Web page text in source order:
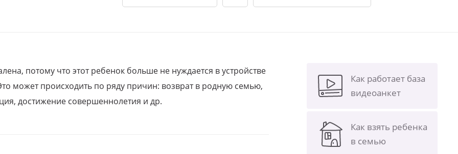
потому что этот ребенок больше не нуждается в устройстве
может происходить по ряду причин: возврат в родную семью,
достижение совершеннолетия и др.
Как работает база
видеоанкет
Как взять ребенка
в семью